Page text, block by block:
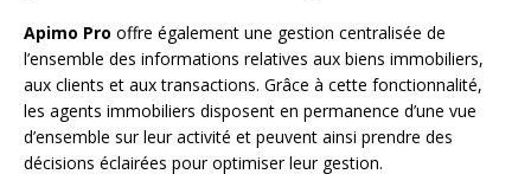
Apimo Pro offre également une gestion centralisée de
l’ensemble des informations relatives aux biens immobiliers,
aux clients et aux transactions. Grâce à cette fonctionnalité,
les agents immobiliers disposent en permanence d’une vue
d’ensemble sur leur activité et peuvent ainsi prendre des
décisions éclairées pour optimiser leur gestion.